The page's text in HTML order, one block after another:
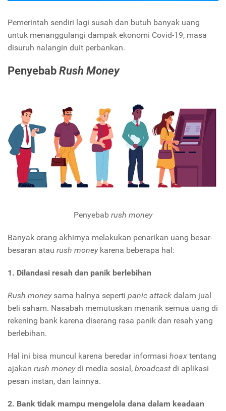
Pemerintah sendiri lagi susah dan butuh banyak uang
untuk menanggulangi dampak ekonomi Covid-19, masa
disuruh nalangin duit perbankan.
PenyebabRush Money
Penyebab rush money
Banyak orang akhirnya melakukan penarikan uang besar-
besaran atau rush moneykarena beberapa hal:
1. Dilandasi resah dan panik berlebihan
Rush moneysama halnya seperti panic attack dalam jual
beli saham. Nasabah memutuskan menarik semua uang di
rekening bank karena diserang rasa panik dan resah yang
berlebihan.
Hal ini bisa muncul karena beredar informasi hoax tentang
ajakan rush moneydi media sosial, broadcast di aplikasi
pesan instan, dan lainnya.
2. Bank tidak mampu mengelola dana dalam keadaan